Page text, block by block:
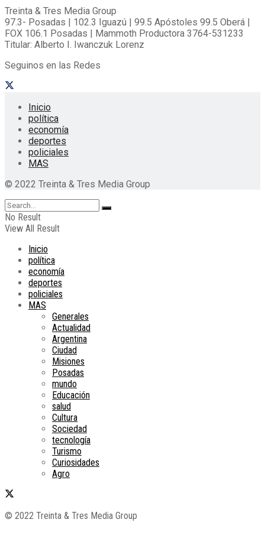
Treinta & Tres Media Group
97.3- Posadas | 102.3 Iguazú | 99.5 Apóstoles 99.5 Oberá |
FOX 106.1 Posadas | Mammoth Productora 3764-531233
Titular: Alberto I. Iwanczuk Lorenz
Seguinos en las Redes
Inicio
política
economía
deportes
policiales
MAS
© 2022 Treinta & Tres Media Group
No Result
View All Result
Inicio
política
economía
deportes
policiales
MAS
Generales
Actualidad
Argentina
Ciudad
Misiones
Posadas
mundo
Educación
salud
Cultura
Sociedad
tecnología
Turismo
Curiosidades
Agro
© 2022 Treinta & Tres Media Group